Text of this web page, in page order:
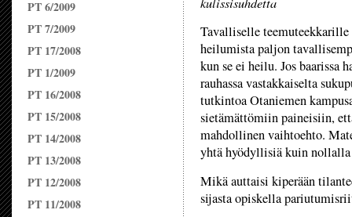
PT 6/2009
PT 7/2009
PT 17/2008
PT 1/2009
PT 16/2008
PT 15/2008
PT 14/2008
PT 13/2008
PT 12/2008
PT 11/2008
Tavalliselle
heilumista paljon
kun se ei heilu. Jos baarissa
rauhassa vastakkaiselta
tutkintoa Otaniemen
sietämättömiin paineisiin,
mahdollinen vaihtoehto.
yhtä hyödyllisiä kuin
Mikä auttaisi kiperään
sijasta opiskella